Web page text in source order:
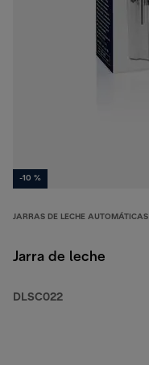
-10 %
JARRAS DE LECHE AUTOMÁTICAS
Jarra de leche
DLSC022